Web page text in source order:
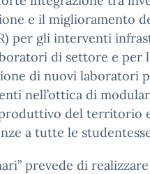
e il miglioramento
per gli interventi
di settore e per
di nuovi laboratori
nell’ottica di
del territorio
a tutte le
prevede di